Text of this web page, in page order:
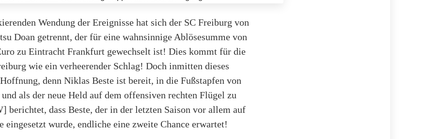
Wendung der Ereignisse hat sich der SC Freiburg von
Doan getrennt, der für eine wahnsinnige Ablösesumme von
zu Eintracht Frankfurt gewechselt ist! Dies kommt für die
wie ein verheerender Schlag! Doch inmitten dieses
Hoffnung, denn Niklas Beste ist bereit, in die Fußstapfen von
als der neue Held auf dem offensiven rechten Flügel zu
berichtet, dass Beste, der in der letzten Saison vor allem auf
eingesetzt wurde, endliche eine zweite Chance erwartet!